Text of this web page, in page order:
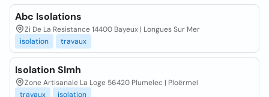
Abc Isolations
Zi De La Resistance 14400 Bayeux | Longues Sur Mer
isolation
travaux
Isolation Slmh
Zone Artisanale La Loge 56420 Plumelec | Ploërmel
travaux
isolation